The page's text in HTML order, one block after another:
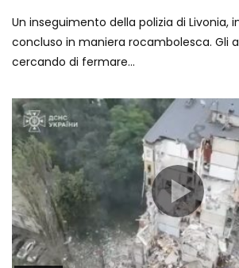
Un inseguimento della polizia di Livonia,
concluso in maniera rocambolesca. Gli
cercando di fermare...